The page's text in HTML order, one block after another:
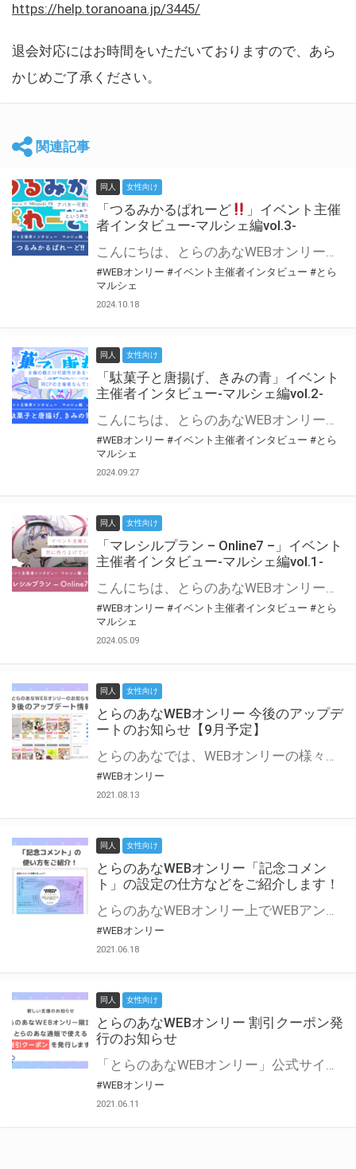
https://help.toranoana.jp/3445/
退会対応にはお時間をいただいておりますので、あら
かじめご了承ください。
関連記事
同人 女性向け
「つるみかるぱれーど
」イベント主催
者インタビュー-マルシェ編vol.3-
こんにちは、とらのあなWEBオンリー運営スタッフです。 新たにお届けする、イベント主催者インタビュー-マルシェ編-は、 とらのあなWEBオンリー「マルシェ」をご利用した主催様に 「マルシェ」を使って開催した感想や心がけをお聞きする企画です。 今回は、WEBオンリー初開催「つるみかるぱれーど
#WEBオンリー #イベント主催者インタビュー #とら
マルシェ
2024.10.18
同人 女性向け
「駄菓子と唐揚げ、きみの青」イベント
主催者インタビュー-マルシェ編vol.2-
こんにちは、とらのあなWEBオンリー運営スタッフです。 新たにお届けする、イベント主催者インタビュー-マルシェ編-は、 とらのあなWEBオンリー「マルシェ」をご利用の主催様に 「マルシェ」を使ってイベントを開催した感想や心がけをお聞きする企画です。 今回は、WEBオンリー初開催「駄菓子と唐揚げ、きみの青」より、 主催のぎこ六屋様にお話を伺いました。 協力：ぎこ六屋様／イベント公式Twitter（@krkgwks） とらのあなWEBオンリー「マルシェ」とは？ WEBオンリーでリアルタイムでコミュニケーションがとれるオンライン会場です。
#WEBオンリー #イベント主催者インタビュー #とら
マルシェ
2024.09.27
同人 女性向け
「マレシルプラン – Online7 –」イベント
主催者インタビュー-マルシェ編vol.1-
こんにちは、とらのあなWEBオンリー運営スタッフです。 新たにお届けする、イベント主催者インタビュー-マルシェ編-は、 とらのあなWEBオンリー「マルシェ」をご利用した主催様に 「マルシェ」を使って開催した感想や心がけをお聞きする企画です。 今回は、WEBオンリー開催7回目迎えた「マレシルプラン – Online7 –」より、 主催の玉川うた様にお話を伺いました。 ▼マレシルプランのインタビュー前回記事 「イベント主催者インタビュー vol.6」はこちら 協力：玉川うた様（マレシルプラン実行委員会 代表）／イベント公式Twitter（@mallesil_plan） とらのあなWEBオンリー「マルシェ」とは？ WEBオンリーでリアルタイムでコミュニケーションがとれるオンライン会場です。
#WEBオンリー #イベント主催者インタビュー #とら
マルシェ
2024.05.09
同人 女性向け
とらのあなWEBオンリー 今後のアップデ
ートのお知らせ【9月予定】
とらのあなでは、WEBオンリーの様々な支援を実施しています。 今回は2021年9月に実装を予定しているアップデート情報についてご紹介いたします。 とらのあなWEBオンリーサイトはこちら
#WEBオンリー
2021.08.13
同人 女性向け
とらのあなWEBオンリー「記念コメン
ト」の設定の仕方などをご紹介します！
とらのあなWEBオンリー上でWEBアンソロジーが作成できる「記念コメント」について、その使い方や作成手順を解説します！ 支援タイプを「サークル参加型」「サークル参加型・マルシェ(イベント会場)機能付き」でお申し込みいただいている主催者様はぜひご活用ください♪ とらのあなWEBオンリーサイトはこちら
#WEBオンリー
2021.06.18
同人 女性向け
とらのあなWEBオンリー 割引クーポン発
行のお知らせ
「とらのあなWEBオンリー」公式サイトでとらのあな通販の「割引クーポン」を配布中！ イベントごとに開催当日限定で使える割引クーポンのシリアルコードを発行します。 とらのあなWEBオンリーのページをチェックして、イベント当日にお得にお買い物を楽しみましょう♪ ※本キャンペーンは予告なく終了する場合がございます。 とらのあなWEBオンリーサイトはこちら
#WEBオンリー
2021.06.11